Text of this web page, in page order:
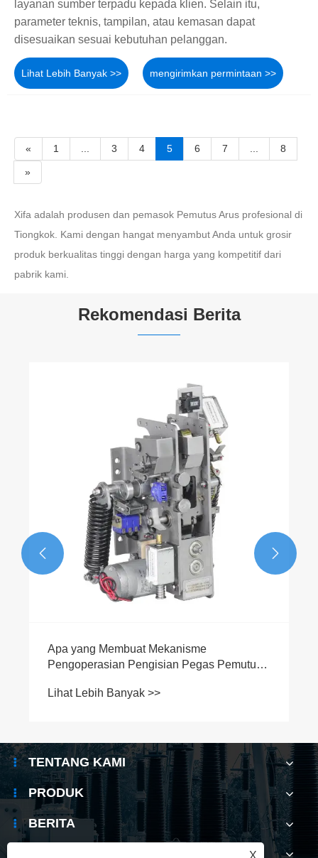
layanan sumber terpadu kepada klien. Selain itu,
parameter teknis, tampilan, atau kemasan dapat
disesuaikan sesuai kebutuhan pelanggan.
Lihat Lebih Banyak >> mengirimkan permintaan >>
« 1 3 4 5 6 7 8
»
Xifa adalah produsen dan pemasok Pemutus Arus profesional di
Tiongkok. Kami dengan hangat menyambut Anda untuk grosir
produk berkualitas tinggi dengan harga yang kompetitif dari
pabrik kami.
Rekomendasi Berita
Apa yang Membuat Mekanisme
Pengoperasian Pengisian Pegas Pemutus
Kelistrikan Modern
Lihat Lebih Banyak >>
 
TENTANG KAMI
PRODUK
BERITA
X